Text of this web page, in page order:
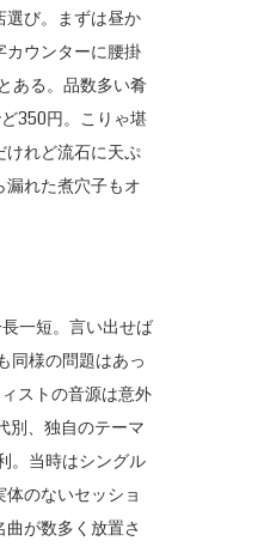
選び。まずは昼か
ウンターに腰掛
ある。品数多い肴
350円。こりゃ堪
けれど流石に天ぷ
れた煮穴子もオ
一短。言い出せば
同様の問題はあっ
ストの音源は意外
別、独自のテーマ
。当時はシングル
のないセッショ
が数多く放置さ